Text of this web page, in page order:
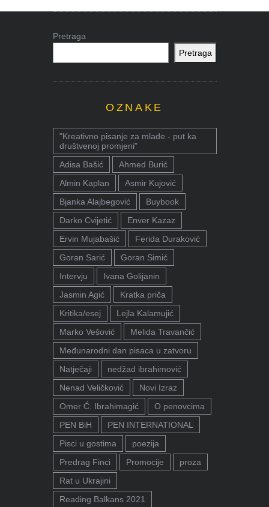
Pretraga
Pretraga
OZNAKE
"Kreativno pisanje za mlade - put ka
društvenoj promjeni"
Adisa Bašić
Ahmed Burić
Almin Kaplan
Asmir Kujović
Bjanka Alajbegović
Buybook
Darko Cvijetić
Enver Kazaz
Ervin Mujabašić
Ferida Duraković
Goran Sarić
Goran Simić
Intervju
Ivana Golijanin
Jasmin Agić
Kratka priča
Kritika/esej
Lejla Kalamujić
Marko Vešović
Melida Travančić
Međunarodni dan pisaca u zatvoru
Natječaji
nedžad ibrahimović
Nenad Veličković
Novi Izraz
Omer Ć. Ibrahimagić
O penovcima
PEN BiH
PEN INTERNATIONAL
Pisci u gostima
poezija
Predrag Finci
Promocije
proza
Rat u Ukrajini
Reading Balkans 2021